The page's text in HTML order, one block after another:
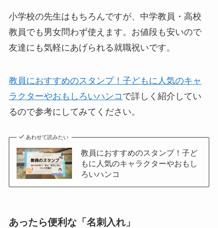
小学校の先生はもちろんですが、中学教員・高校
教員でも男女問わず使えます。お値段も安いので
友達にも気軽にあげられる就職祝いです。
教員におすすめのスタンプ！子どもに人気のキャ
ラクターやおもしろいハンコ で詳しく紹介してい
るので参考にしてみてください。
あわせて読みたい
教員におすすめのスタンプ！子ど
もに人気のキャラクターやおもし
ろいハンコ
あったら便利な「名刺入れ」